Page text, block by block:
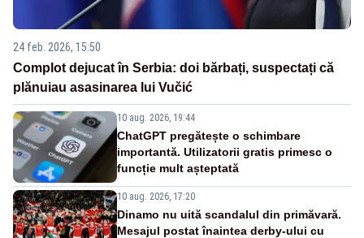
24 feb. 2026, 15:50
Complot dejucat în Serbia: doi bărbați, suspectați că
plănuiau asasinarea lui Vučić
10 aug. 2026, 19:44
ChatGPT pregătește o schimbare
importantă. Utilizatorii gratis primesc o
funcție mult așteptată
10 aug. 2026, 17:20
Dinamo nu uită scandalul din primăvară.
Mesajul postat înaintea derby-ului cu